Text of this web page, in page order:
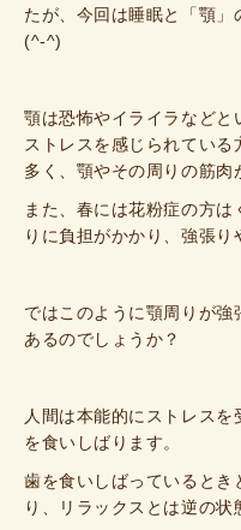
たが、今回は睡眠と「顎
(^-^)
顎は恐怖やイライラなどと
ストレスを感じられている
多く、顎やその周りの筋肉
また、春には花粉症の方
りに負担がかかり、強張り
ではこのように顎周りが
あるのでしょうか？
人間は本能的にストレス
を食いしばります。
歯を食いしばっているとき
り、リラックスとは逆の状